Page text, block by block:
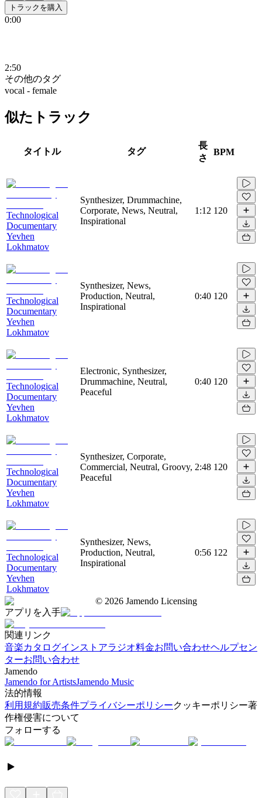
トラックを購入
0:00
2:50
その他のタグ
vocal - female
似たトラック
タイトル タグ
長
さ
BPM
Technological
Documentary
Yevhen
Lokhmatov
Synthesizer, Drummachine,
Corporate, News, Neutral,
Inspirational
1:12 120
Technological
Documentary
Yevhen
Lokhmatov
Synthesizer, News,
Production, Neutral,
Inspirational
0:40 120
Technological
Documentary
Yevhen
Lokhmatov
Electronic, Synthesizer,
Drummachine, Neutral,
Peaceful
0:40 120
Technological
Documentary
Yevhen
Lokhmatov
Synthesizer, Corporate,
Commercial, Neutral, Groovy,
Peaceful
2:48 120
Technological
Documentary
Yevhen
Lokhmatov
Synthesizer, News,
Production, Neutral,
Inspirational
0:56 122
© 2026 Jamendo Licensing
アプリを入手
関連リンク
音楽カタログインストアラジオ料金お問い合わせヘルプセン
ターお問い合わせ
Jamendo
Jamendo for ArtistsJamendo Music
法的情報
利用規約販売条件プライバシーポリシークッキーポリシー著
作権侵害について
フォローする